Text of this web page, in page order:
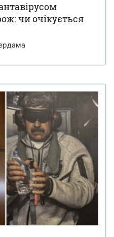
чи очікується